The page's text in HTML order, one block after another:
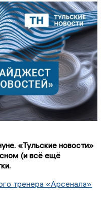
«Тульские новости»
(и всё ещё
тренера «Арсенала»